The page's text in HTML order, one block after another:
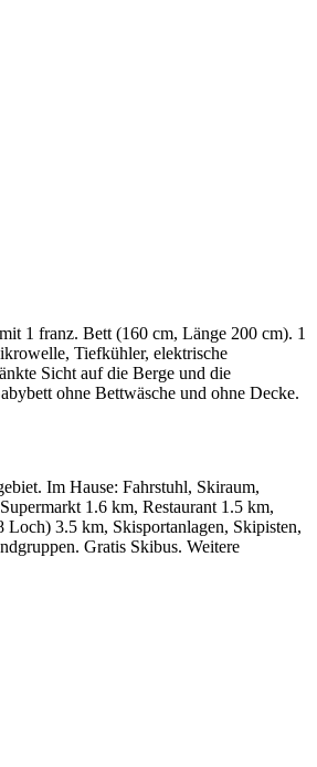
1 franz. Bett (160 cm, Länge 200 cm). 1
Tiefkühler, elektrische
Sicht auf die Berge und die
ohne Bettwäsche und ohne Decke.
Im Hause: Fahrstuhl, Skiraum,
1.6 km, Restaurant 1.5 km,
3.5 km, Skisportanlagen, Skipisten,
Gratis Skibus. Weitere